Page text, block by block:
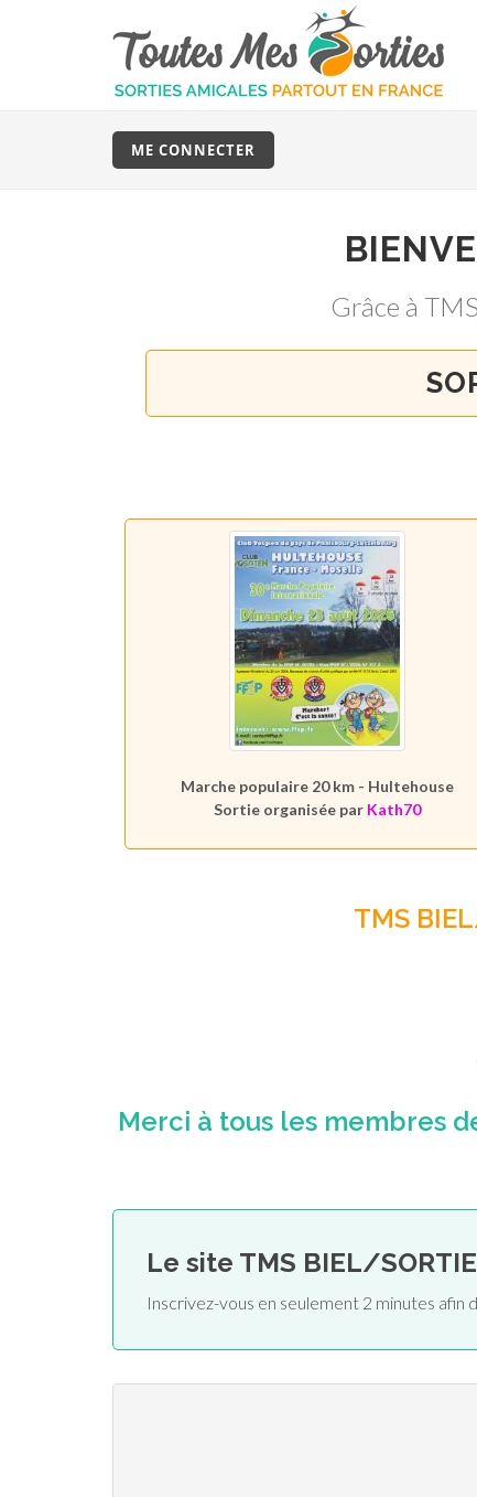
ME CONNECTER
Grâce à
Marche populaire 20 km - Hultehouse
Sortie organisée par Kath70
TMS
Merci à tous les membres
Le site TMS BIEL/
Inscrivez-vous en seulement 2 minutes